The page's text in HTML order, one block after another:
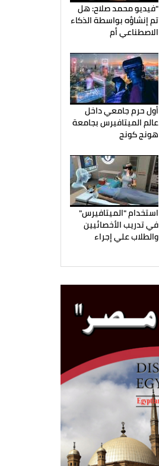
"فيديو محمد صلاح: هل
تم إنشاؤه بواسطة الذكاء
الاصطناعي أم
أول حرم جامعي داخل
عالم الميتافيرس بجامعة
هونج كونج
استخدام "الميتافيرس"
في تدريب الأخصائيين
والطلاب علي إجراء